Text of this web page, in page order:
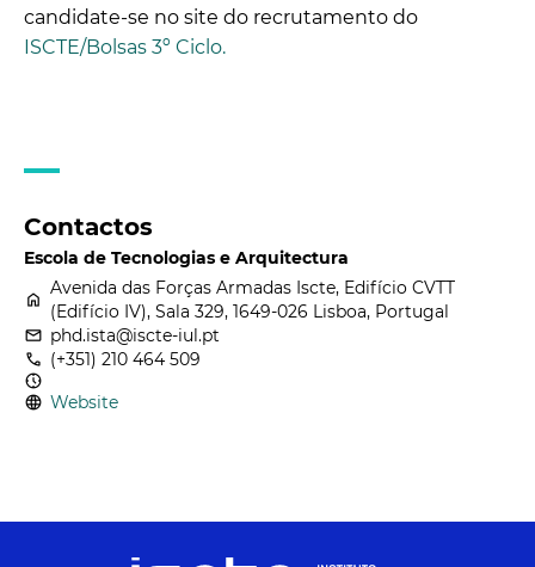
candidate-se no site do recrutamento do
ISCTE/Bolsas 3º Ciclo.
Contactos
Escola de Tecnologias e Arquitectura
home Avenida das Forças Armadas Iscte, Edifício CVTT
(Edifício IV), Sala 329, 1649-026 Lisboa, Portugal
email phd.ista@iscte-iul.pt
call (+351) 210 464 509
nest_clock_farsight_analog
language Website